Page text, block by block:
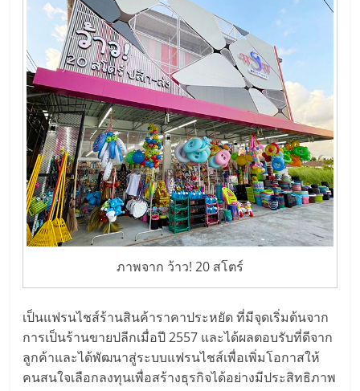
ประเทศไทย,
ThaiSMEsCenter,
รวม
ธุรกิจ
มอี
ไทย,
SMEs,
แฟ
ไชส์,
ปรึกษา
รน
ไชส์,
รวม
แฟ
ภาพจาก ว้าว! 20 สโตร์
เป็นแฟรนไชส์ร้านสินค้าราคาประหยัด ที่มีจุดเริ่มต้นจาก
การเป็นร้านขายปลีกเมื่อปี 2557 และได้ผลตอบรับที่ดีจาก
ลูกค้าและได้พัฒนาสู่ระบบแฟรนไชส์เพื่อเพิ่มโอกาสให้
คนสนใจเลือกลงทุนเพื่อสร้างธุรกิจได้อย่างมีประสิทธิภาพ